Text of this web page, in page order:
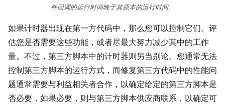
件回调的运行时间晚于其原本的运行时间。
如果计时器出现在第一方代码中，那么您可以控制它们。评
估您是否需要这些功能，或者尽最大努力减少其中的工作
量。不过，第三方脚本中的计时器则另当别论。您通常无法
控制第三方脚本的运行方式，而修复第三方代码中的性能问
题通常需要与利益相关者合作，以确定给定的第三方脚本是
否必要，如果必要，则与第三方脚本供应商联系，以确定可